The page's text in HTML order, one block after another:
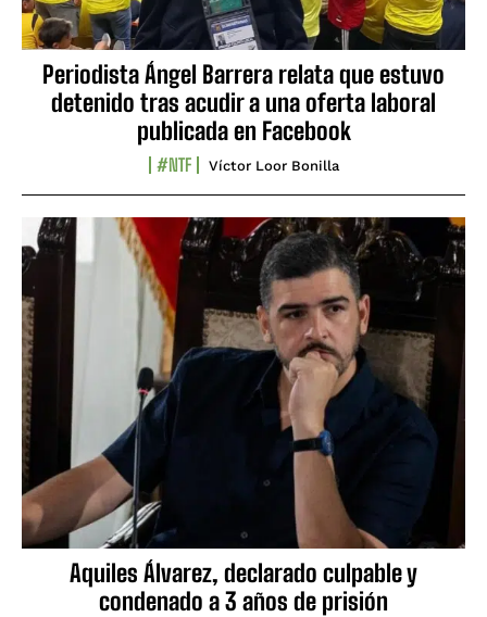
Periodista Ángel Barrera relata que estuvo
detenido tras acudir a una oferta laboral
publicada en Facebook
#NTF Víctor Loor Bonilla
Aquiles Álvarez, declarado culpable y
condenado a 3 años de prisión